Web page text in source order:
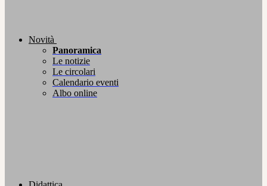
Novità
Panoramica
Le notizie
Le circolari
Calendario eventi
Albo online